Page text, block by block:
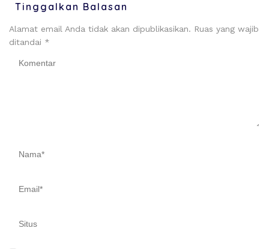
Tinggalkan Balasan
Alamat email Anda tidak akan dipublikasikan. Ruas yang wajib
ditandai *